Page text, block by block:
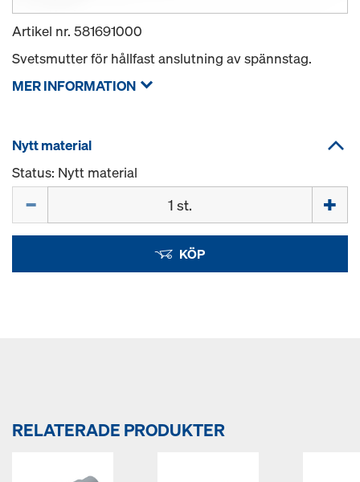
Artikel nr. 581691000
Svetsmutter för hållfast anslutning av spännstag.
MER INFORMATION
Nytt material
Status: Nytt material
KÖP
RELATERADE PRODUKTER